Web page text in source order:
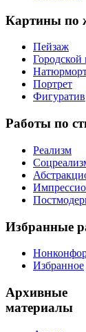
Картины по
Пейзаж
Городской
Портрет
Фигуратив
Работы по
Реализм
Избранные
Избранное
Архивные
материалы